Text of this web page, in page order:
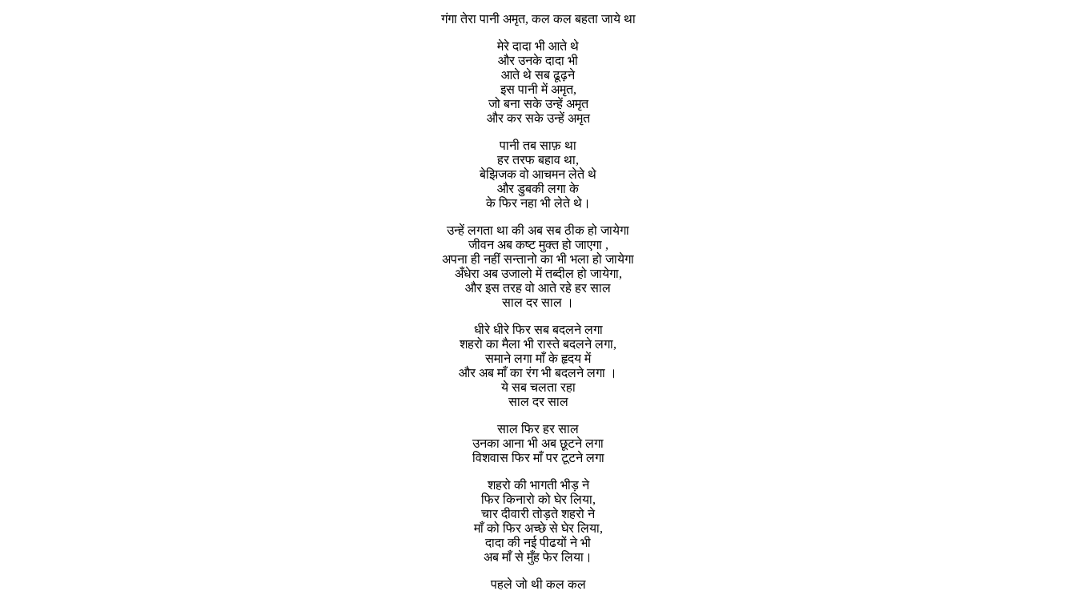
गंगा तेरा पानी अमृत, कल कल बहता जाये था
मेरे दादा भी आते थे
और उनके दादा भी
आते थे सब ढूढ़ने
इस पानी में अमृत,
जो बना सके उन्हें अमृत
और कर सके उन्हें अमृत
पानी तब साफ़ था
हर तरफ बहाव था,
बेझिजक वो आचमन लेते थे
और डुबकी लगा के
के फिर नहा भी लेते थे।
उन्हें लगता था की अब सब ठीक हो जायेगा
जीवन अब कष्ट मुक्त हो जाएगा ,
अपना ही नहीं सन्तानो का भी भला हो जायेगा
अँधेरा अब उजालो में तब्दील हो जायेगा,
और इस तरह वो आते रहे हर साल
साल दर साल ।
धीरे धीरे फिर सब बदलने लगा
शहरो का मैला भी रास्ते बदलने लगा,
समाने लगा माँ के हृदय में
और अब माँ का रंग भी बदलने लगा ।
ये सब चलता रहा
साल दर साल
साल फिर हर साल
उनका आना भी अब छूटने लगा
विशवास फिर माँ पर टूटने लगा
शहरो की भागती भीड़ ने
फिर किनारो को घेर लिया,
चार दीवारी तोड़ते शहरो ने
माँ को फिर अच्छे से घेर लिया,
दादा की नई पीढयों ने भी
अब माँ से मुँह फेर लिया।
पहले जो थी कल कल